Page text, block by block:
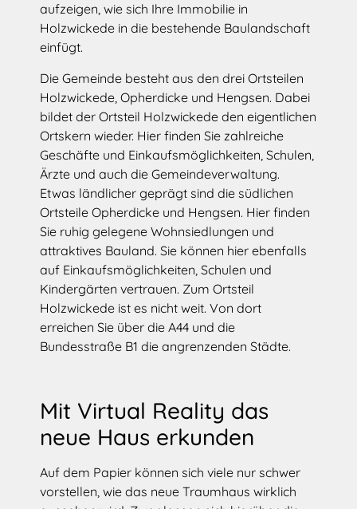
aufzeigen, wie sich Ihre Immobilie in
Holzwickede in die bestehende Baulandschaft
einfügt.
Die Gemeinde besteht aus den drei Ortsteilen
Holzwickede, Opherdicke und Hengsen. Dabei
bildet der Ortsteil Holzwickede den eigentlichen
Ortskern wieder. Hier finden Sie zahlreiche
Geschäfte und Einkaufsmöglichkeiten, Schulen,
Ärzte und auch die Gemeindeverwaltung.
Etwas ländlicher geprägt sind die südlichen
Ortsteile Opherdicke und Hengsen. Hier finden
Sie ruhig gelegene Wohnsiedlungen und
attraktives Bauland. Sie können hier ebenfalls
auf Einkaufsmöglichkeiten, Schulen und
Kindergärten vertrauen. Zum Ortsteil
Holzwickede ist es nicht weit. Von dort
erreichen Sie über die A44 und die
Bundesstraße B1 die angrenzenden Städte.
Mit Virtual Reality das
neue Haus erkunden
Auf dem Papier können sich viele nur schwer
vorstellen, wie das neue Traumhaus wirklich